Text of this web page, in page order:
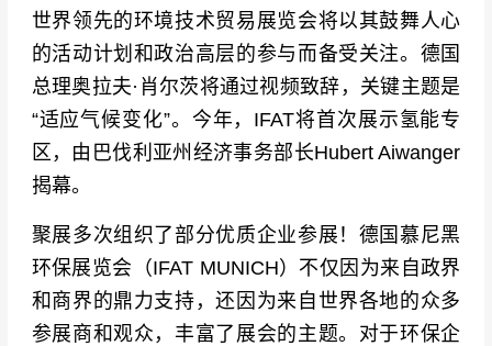
世界领先的环境技术贸易展览会将以其鼓舞人心
的活动计划和政治高层的参与而备受关注。德国
总理奥拉夫·肖尔茨将通过视频致辞，关键主题是
“适应气候变化”。今年，IFAT将首次展示氢能专
区，由巴伐利亚州经济事务部长Hubert Aiwanger
揭幕。
聚展多次组织了部分优质企业参展！德国慕尼黑
环保展览会（IFAT MUNICH）不仅因为来自政界
和商界的鼎力支持，还因为来自世界各地的众多
参展商和观众，丰富了展会的主题。对于环保企